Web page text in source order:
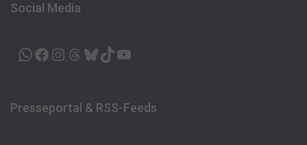
Social Media
WHATSAPP FACEBOOK INSTAGRAM THREADS BLUESKY TIKTOK
Presseportal & RSS-Feeds